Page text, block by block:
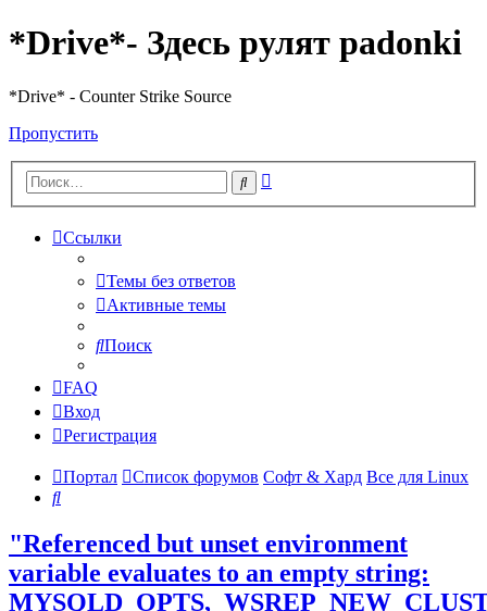
*Drive*- Здесь рулят padonki
*Drive* - Counter Strike Source
Пропустить
Поиск
Ссылки
Темы без ответов
Активные темы
Поиск
FAQ
Вход
Регистрация
Портал Список форумов Софт & Хард Все для Linux
Поиск
"Referenced but unset environment
variable evaluates to an empty string: